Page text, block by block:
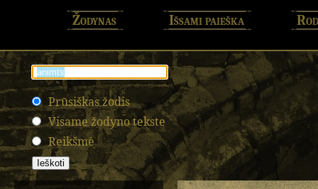
Žodynas Išsami paieška
Prūsiškas žodis
Visame žodyno tekste
Reikšmė